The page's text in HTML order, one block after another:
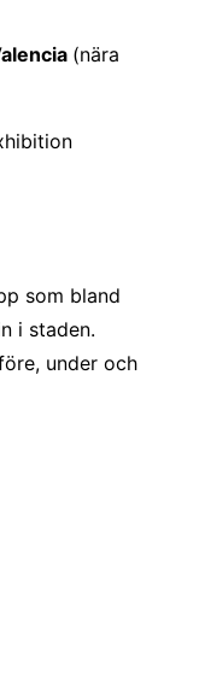
(nära
som bland
i staden.
under och